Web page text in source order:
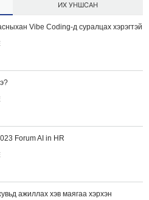
ИХ УНШСАН
Vibe Coding-д суралцах хэрэгтэй
Forum AI in HR
ажиллах хэв маягаа хэрхэн